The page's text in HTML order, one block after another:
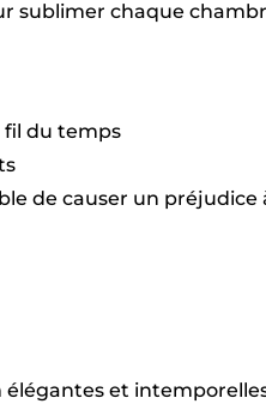
chaque
fil du temps
de causer un
et